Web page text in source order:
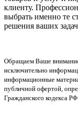
клиенту.
выбрать именно те
решения ваших
Обращаем Ваше
исключительно
информационные
публичной офертой,
Гражданского кодекса РФ.